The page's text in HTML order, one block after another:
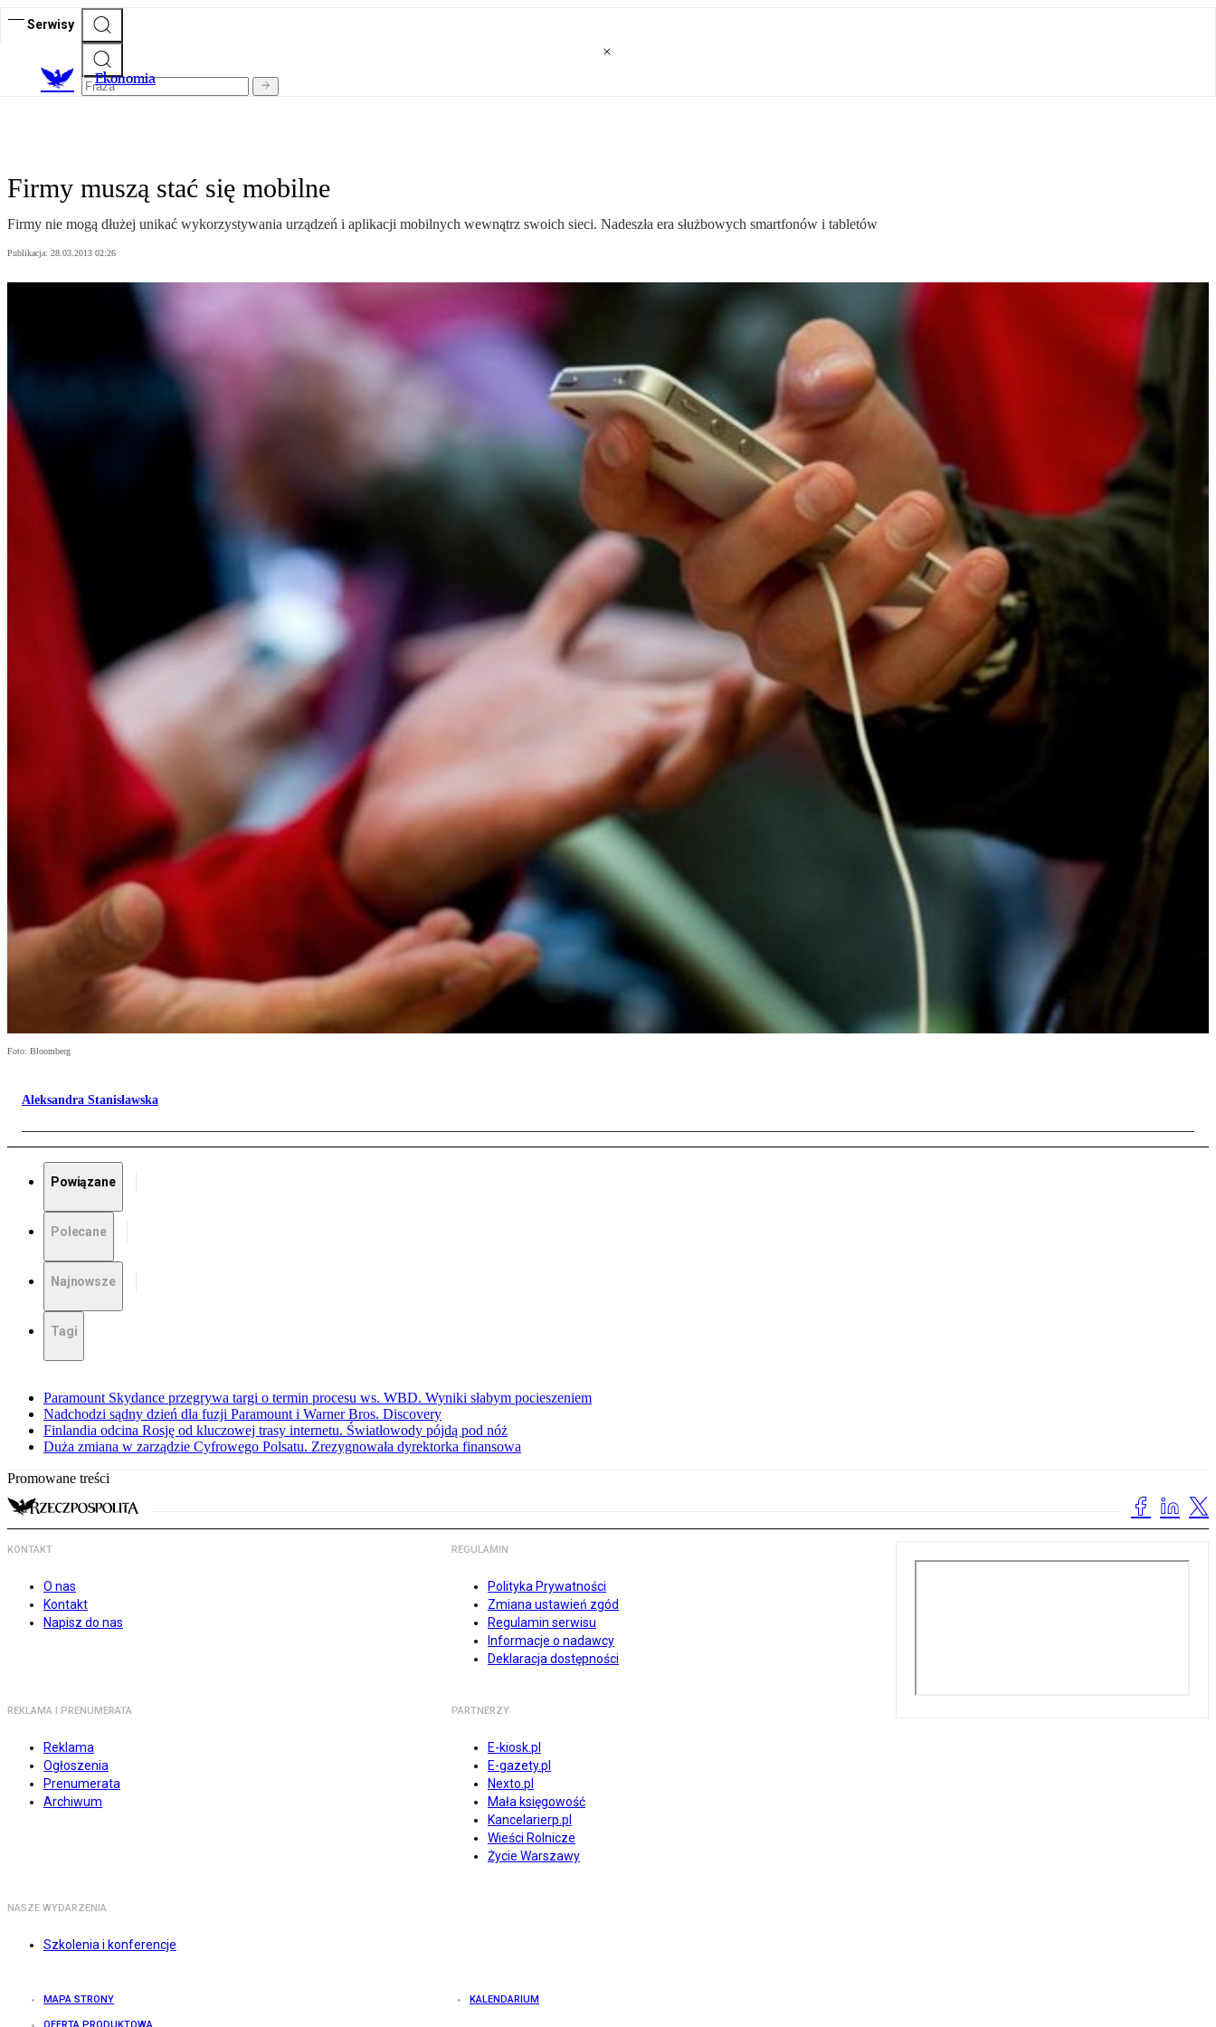
Serwisy
Ekonomia
Firmy muszą stać się mobilne
Firmy nie mogą dłużej unikać wykorzystywania urządzeń i aplikacji mobilnych wewnątrz swoich sieci. Nadeszła era służbowych smartfonów i tabletów
Publikacja: 28.03.2013 02:26
Foto: Bloomberg
Aleksandra Stanisławska
Powiązane
Polecane
Najnowsze
Tagi
Paramount Skydance przegrywa targi o termin procesu ws. WBD. Wyniki słabym pocieszeniem
Nadchodzi sądny dzień dla fuzji Paramount i Warner Bros. Discovery
Finlandia odcina Rosję od kluczowej trasy internetu. Światłowody pójdą pod nóż
Duża zmiana w zarządzie Cyfrowego Polsatu. Zrezygnowała dyrektorka finansowa
Promowane treści
KONTAKT
O nas
Kontakt
Napisz do nas
REGULAMIN
Polityka Prywatności
Zmiana ustawień zgód
Regulamin serwisu
Informacje o nadawcy
Deklaracja dostępności
REKLAMA I PRENUMERATA
Reklama
Ogłoszenia
Prenumerata
Archiwum
PARTNERZY
E-kiosk.pl
E-gazety.pl
Nexto.pl
Mała księgowość
Kancelarierp.pl
Wieści Rolnicze
Życie Warszawy
NASZE WYDARZENIA
Szkolenia i konferencje
MAPA STRONY KALENDARIUM